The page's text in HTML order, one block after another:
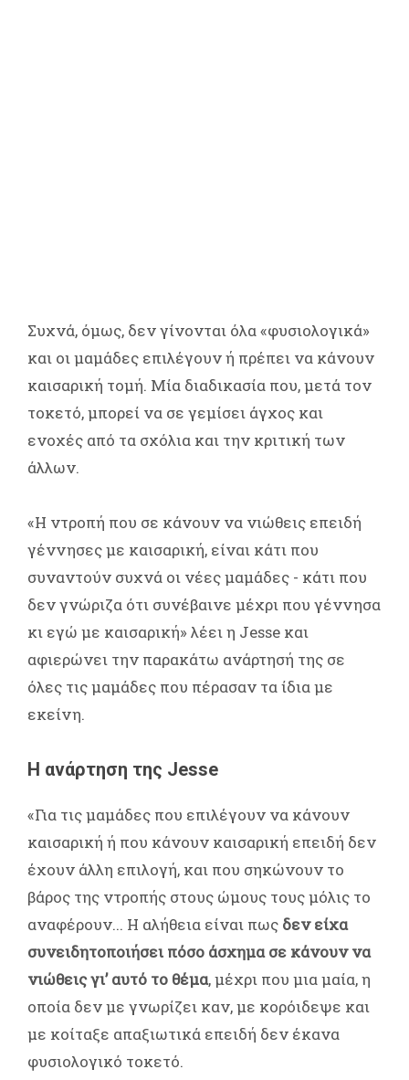
Συχνά, όμως, δεν γίνονται όλα «φυσιολογικά»
και οι μαμάδες επιλέγουν ή πρέπει να κάνουν
καισαρική τομή. Μία διαδικασία που, μετά τον
τοκετό, μπορεί να σε γεμίσει άγχος και
ενοχές από τα σχόλια και την κριτική των
άλλων.
«Η ντροπή που σε κάνουν να νιώθεις επειδή
γέννησες με καισαρική, είναι κάτι που
συναντούν συχνά οι νέες μαμάδες - κάτι που
δεν γνώριζα ότι συνέβαινε μέχρι που γέννησα
κι εγώ με καισαρική» λέει η Jesse και
αφιερώνει την παρακάτω ανάρτησή της σε
όλες τις μαμάδες που πέρασαν τα ίδια με
εκείνη.
H ανάρτηση της Jesse
«Για τις μαμάδες που επιλέγουν να κάνουν
καισαρική ή που κάνουν καισαρική επειδή δεν
έχουν άλλη επιλογή, και που σηκώνουν το
βάρος της ντροπής στους ώμους τους μόλις το
αναφέρουν... Η αλήθεια είναι πως δεν είχα
συνειδητοποιήσει πόσο άσχημα σε κάνουν να
νιώθεις γι’ αυτό το θέμα, μέχρι που μια μαία, η
οποία δεν με γνωρίζει καν, με κορόιδεψε και
με κοίταξε απαξιωτικά επειδή δεν έκανα
φυσιολογικό τοκετό.